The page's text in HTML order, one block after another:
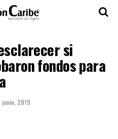
si
fondos para
junio, 2019